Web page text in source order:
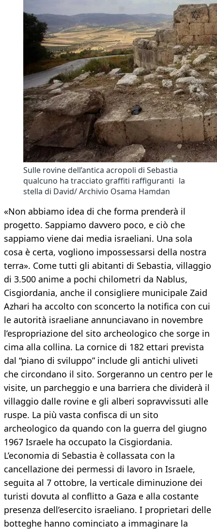
Sulle rovine dell’antica acropoli di Sebastia
qualcuno ha tracciato graffiti raffiguranti la
stella di David/ Archivio Osama Hamdan
«Non abbiamo idea di che forma prenderà il
progetto. Sappiamo davvero poco, e ciò che
sappiamo viene dai media israeliani. Una sola
cosa è certa, vogliono impossessarsi della nostra
terra». Come tutti gli abitanti di Sebastia, villaggio
di 3.500 anime a pochi chilometri da Nablus,
Cisgiordania, anche il consigliere municipale Zaid
Azhari ha accolto con sconcerto la notifica con cui
le autorità israeliane annunciavano in novembre
l’espropriazione del sito archeologico che sorge in
cima alla collina. La cornice di 182 ettari prevista
dal “piano di sviluppo” include gli antichi uliveti
che circondano il sito. Sorgeranno un centro per le
visite, un parcheggio e una barriera che dividerà il
villaggio dalle rovine e gli alberi sopravvissuti alle
ruspe. La più vasta confisca di un sito
archeologico da quando con la guerra del giugno
1967 Israele ha occupato la Cisgiordania.
L’economia di Sebastia è collassata con la
cancellazione dei permessi di lavoro in Israele,
seguita al 7 ottobre, la verticale diminuzione dei
turisti dovuta al conflitto a Gaza e alla costante
presenza dell’esercito israeliano. I proprietari delle
botteghe hanno cominciato a immaginare la